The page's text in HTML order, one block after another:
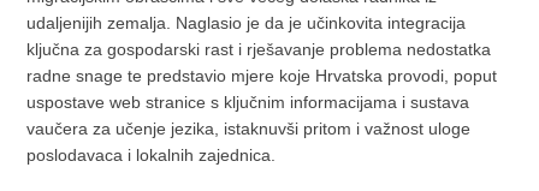
udaljenijih zemalja. Naglasio je da je učinkovita integracija
ključna za gospodarski rast i rješavanje problema nedostatka
radne snage te predstavio mjere koje Hrvatska provodi, poput
uspostave web stranice s ključnim informacijama i sustava
vaučera za učenje jezika, istaknuvši pritom i važnost uloge
poslodavaca i lokalnih zajednica.